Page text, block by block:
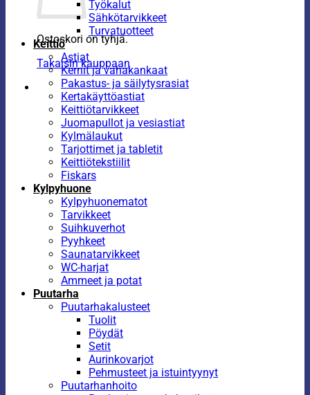
Ostoskori on tyhjä.
Takaisin kauppaan
Työkalut
Sähkötarvikkeet
Turvatuotteet
Keittiö
Astiat
Kernit ja vahakankaat
Pakastus- ja säilytysrasiat
Kertakäyttöastiat
Keittiötarvikkeet
Juomapullot ja vesiastiat
Kylmälaukut
Tarjottimet ja tabletit
Keittiötekstiilit
Fiskars
Kylpyhuone
Kylpyhuonematot
Tarvikkeet
Suihkuverhot
Pyyhkeet
Saunatarvikkeet
WC-harjat
Ammeet ja potat
Puutarha
Puutarhakalusteet
Tuolit
Pöydät
Setit
Aurinkovarjot
Pehmusteet ja istuintyynyt
Puutarhanhoito